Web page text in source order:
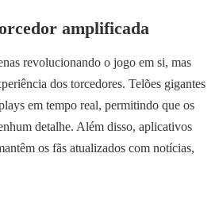
amplificada
revolucionando o jogo em si, mas
dos torcedores. Telões gigantes
em tempo real, permitindo que os
detalhe. Além disso, aplicativos
os fãs atualizados com notícias,